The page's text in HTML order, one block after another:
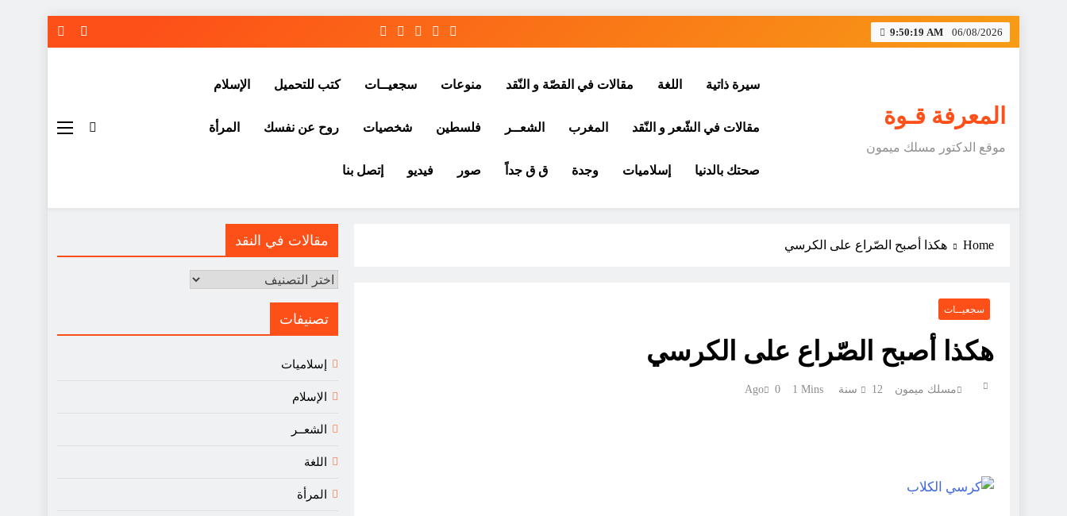
Skip
9:50:19 AM 06/08/2026
المعرفة قـوة
موقع الدكتور مسلك ميمون
سيرة ذاتية اللغة مقالات في القصّة و النّقد منوعات سجعيــات كتب للتحميل الإسلام
مقالات في الشّعر و النّقد المغرب الشعــر فلسطين شخصيات روح عن نفسك المرأة
صحتك بالدنيا إسلاميات وجدة ق ق جداً صور فيديو إتصل بنا
Home هكذا أصبح الصّراع على الكرسي
سجعيــات
هكذا أصبح الصّراع على الكرسي
مسلك ميمون 12 سنة Ago 0 1 Mins
مقالات في النقد
مقالات
النقد
تصنيفات
إسلاميات
الإسلام
الشعــر
اللغة
المرأة